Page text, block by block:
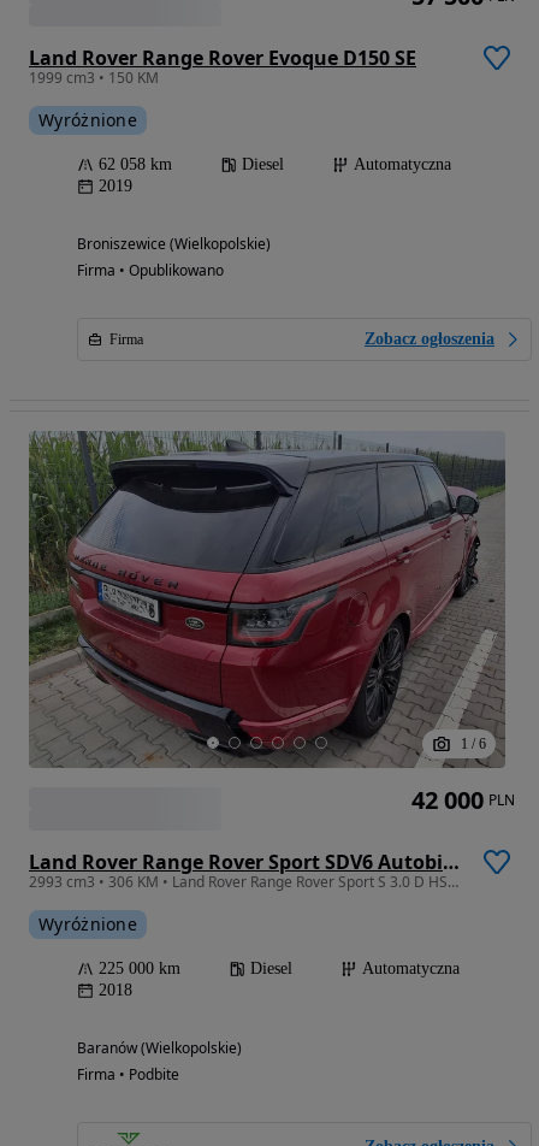
Land Rover Range Rover Evoque D150 SE
1999 cm3 • 150 KM
Wyróżnione
62 058 km Diesel
Automatyczna
2019
Broniszewice (Wielkopolskie)
Firma • Opublikowano
Firma Zobacz ogłoszenia
1 / 6
Land Rover Range Rover Sport SDV6 Autobiography Dynamic
2993 cm3 • 306 KM • Land Rover Range Rover Sport S 3.0 D HSE Autobiography
Wyróżnione
225 000 km Diesel
Automatyczna
2018
Baranów (Wielkopolskie)
Firma • Podbite
42 000 PLN